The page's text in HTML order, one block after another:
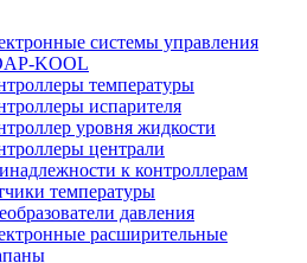
системы управления
KOOL
температуры
испарителя
уровня жидкости
централи
к контроллерам
температуры
давления
расширительные